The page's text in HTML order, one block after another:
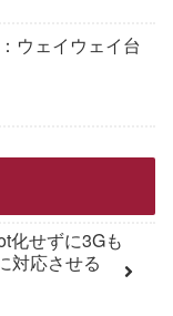
ウェイウェイ台
化せずに3Gも
対応させる